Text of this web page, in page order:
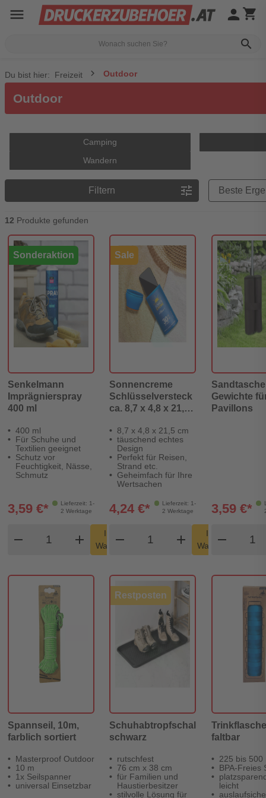
menu
search
person shopping_cart
Du bist hier: Freizeit Outdoor
Outdoor
Camping
Wandern
Filtern tune
12 Produkte gefunden
Sonderaktion
Senkelmann
Imprägnierspray
400 ml
400 ml
Für Schuhe und
Textilien geeignet
Schutz vor
Feuchtigkeit, Nässe,
Schmutz
Lieferzeit: 1-
2 Werktage
3,59 €*
remove
Produkt Warenkorb Menge
add
In den
Warenkorb
shopping_cart
Sale
Sonnencreme
Schlüsselversteck
ca. 8,7 x 4,8 x 21,5
8,7 x 4,8 x 21,5 cm
täuschend echtes
Design
Perfekt für Reisen,
Strand etc.
Geheimfach für Ihre
Wertsachen
Lieferzeit: 1-
2 Werktage
4,24 €*
remove
Produkt Warenkorb
add
In den
Warenkorb
shopping_cart
Gewichte
Pavillons
3,59 €*
remove
Spannseil, 10m,
farblich sortiert
Masterproof Outdoor
10 m
1x Seilspanner
universal Einsetzbar
Restposten
Schuhabtropfschale,
schwarz
rutschfest
76 cm x 38 cm
für Familien und
Haustierbesitzer
stilvolle Lösung für
faltbar
225 bis 500
BPA-Freies
leicht